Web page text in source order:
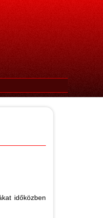
időközben